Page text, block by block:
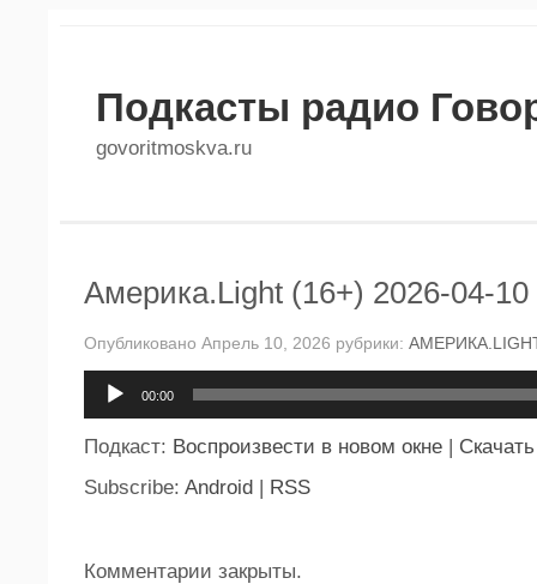
Подкасты радио
govoritmoskva.ru
Америка.Light (16+) 2026-04-10
Опубликовано Апрель 10, 2026 рубрики:
00:00
Подкаст: Воспроизвести в новом окне | Скачать
Subscribe: Android | RSS
Комментарии закрыты.